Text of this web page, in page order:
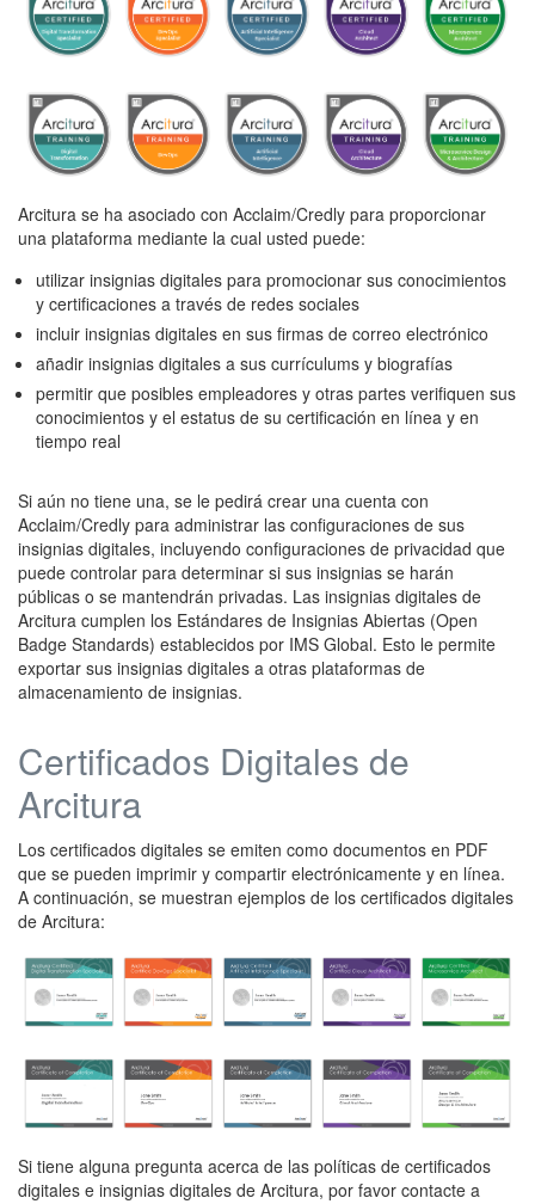
Arcitura se ha asociado con Acclaim/Credly para proporcionar
una plataforma mediante la cual usted puede:
utilizar insignias digitales para promocionar sus conocimientos
y certificaciones a través de redes sociales
incluir insignias digitales en sus firmas de correo electrónico
añadir insignias digitales a sus currículums y biografías
permitir que posibles empleadores y otras partes verifiquen sus
conocimientos y el estatus de su certificación en línea y en
tiempo real
Si aún no tiene una, se le pedirá crear una cuenta con
Acclaim/Credly para administrar las configuraciones de sus
insignias digitales, incluyendo configuraciones de privacidad que
puede controlar para determinar si sus insignias se harán
públicas o se mantendrán privadas. Las insignias digitales de
Arcitura cumplen los Estándares de Insignias Abiertas (Open
Badge Standards) establecidos por IMS Global. Esto le permite
exportar sus insignias digitales a otras plataformas de
almacenamiento de insignias.
Certificados Digitales de
Arcitura
Los certificados digitales se emiten como documentos en PDF
que se pueden imprimir y compartir electrónicamente y en línea.
A continuación, se muestran ejemplos de los certificados digitales
de Arcitura:
Si tiene alguna pregunta acerca de las políticas de certificados
digitales e insignias digitales de Arcitura, por favor contacte a